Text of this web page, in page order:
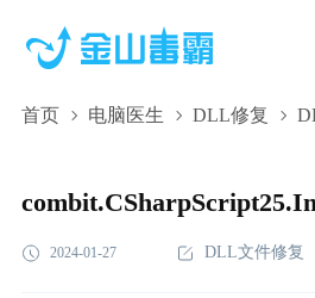
首页 电脑医生 DLL修复
2024-01-27 DLL文件修复